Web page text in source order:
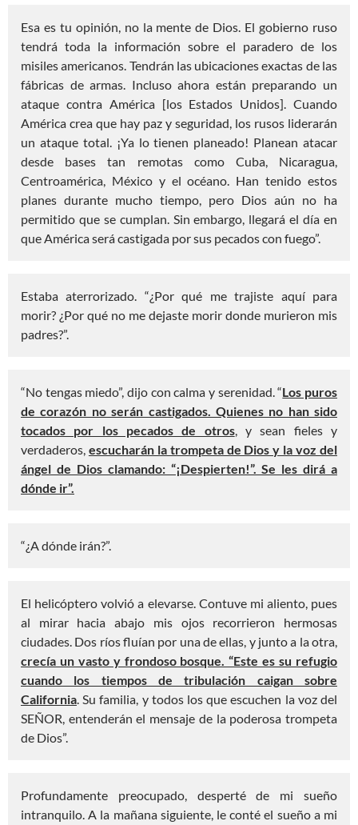
Esa es tu opinión, no la mente de Dios. El gobierno ruso
tendrá toda la información sobre el paradero de los
misiles americanos. Tendrán las ubicaciones exactas de las
fábricas de armas. Incluso ahora están preparando un
ataque contra América [los Estados Unidos]. Cuando
América crea que hay paz y seguridad, los rusos liderarán
un ataque total. ¡Ya lo tienen planeado! Planean atacar
desde bases tan remotas como Cuba, Nicaragua,
Centroamérica, México y el océano. Han tenido estos
planes durante mucho tiempo, pero Dios aún no ha
permitido que se cumplan. Sin embargo, llegará el día en
que América será castigada por sus pecados con fuego”.
Estaba aterrorizado. “¿Por qué me trajiste aquí para
morir? ¿Por qué no me dejaste morir donde murieron mis
padres?”.
“No tengas miedo”, dijo con calma y serenidad. “Los puros
de corazón no serán castigados. Quienes no han sido
tocados por los pecados de otros, y sean fieles y
verdaderos, escucharán la trompeta de Dios y la voz del
ángel de Dios clamando: “¡Despierten!”. Se les dirá a
dónde ir”.
“¿A dónde irán?”.
El helicóptero volvió a elevarse. Contuve mi aliento, pues
al mirar hacia abajo mis ojos recorrieron hermosas
ciudades. Dos ríos fluían por una de ellas, y junto a la otra,
crecía un vasto y frondoso bosque. “Este es su refugio
cuando los tiempos de tribulación caigan sobre
California. Su familia, y todos los que escuchen la voz del
SEÑOR, entenderán el mensaje de la poderosa trompeta
de Dios”.
Profundamente preocupado, desperté de mi sueño
intranquilo. A la mañana siguiente, le conté el sueño a mi